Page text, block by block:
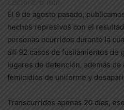
El 9 de agosto pasado,
hechos represivos con el
personas ocurridos durante la
allí 92 casos de fusilamientos de
lugares de detención, además
femicidios de uniforme y
Transcurridos apenas 20 días,